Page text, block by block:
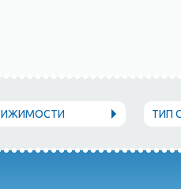
ТИП